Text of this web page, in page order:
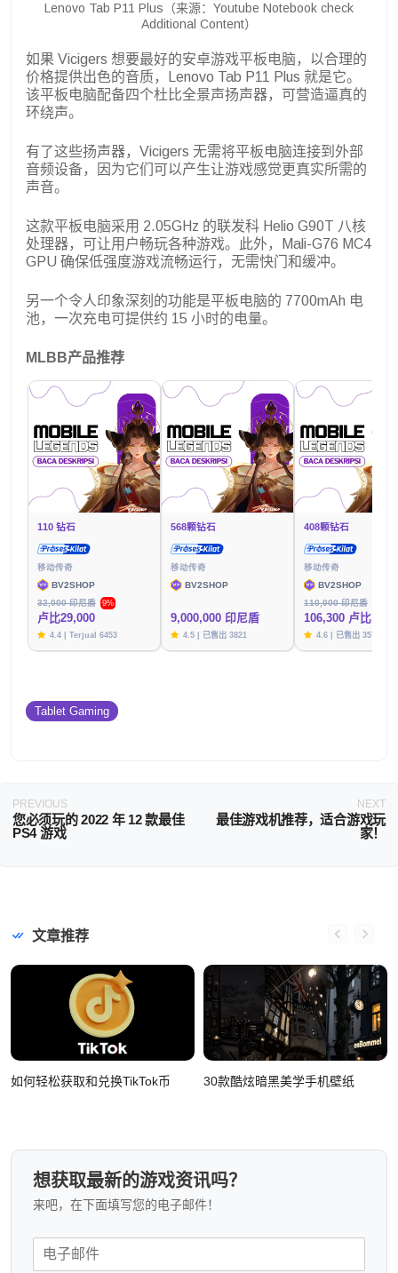
Lenovo Tab P11 Plus（来源：Youtube Notebook check
Additional Content）
如果 Vicigers 想要最好的安卓游戏平板电脑，以合理的
价格提供出色的音质，Lenovo Tab P11 Plus 就是它。
该平板电脑配备四个杜比全景声扬声器，可营造逼真的
环绕声。
有了这些扬声器，Vicigers 无需将平板电脑连接到外部
音频设备，因为它们可以产生让游戏感觉更真实所需的
声音。
这款平板电脑采用 2.05GHz 的联发科 Helio G90T 八核
处理器，可让用户畅玩各种游戏。此外，Mali-G76 MC4
GPU 确保低强度游戏流畅运行，无需快门和缓冲。
另一个令人印象深刻的功能是平板电脑的 7700mAh 电
池，一次充电可提供约 15 小时的电量。
MLBB产品推荐
110 钻石
移动传奇
BV2SHOP
32,000 印尼盾
9%
卢比29,000
4.4 | Terjual 6453
568颗钻石
移动传奇
BV2SHOP
9,000,000 印尼盾
4.5 | 已售出 3821
408颗钻石
移动传奇
BV2SHOP
110,000 印尼盾
106,300 卢比
4.6 | 已售出 3576
Tablet Gaming
PREVIOUS
您必须玩的 2022 年 12 款最佳
PS4 游戏
NEXT
最佳游戏机推荐，适合游戏玩
家！
文章推荐
如何轻松获取和兑换TikTok币 30款酷炫暗黑美学手机壁纸
想获取最新的游戏资讯吗？
来吧，在下面填写您的电子邮件！